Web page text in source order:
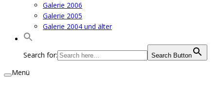
Galerie 2006
Galerie 2005
Galerie 2004 und älter
Search for: Search Button
Menü